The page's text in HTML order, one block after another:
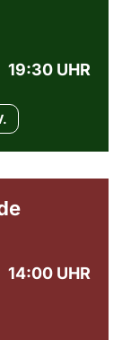
19:30 UHR
14:00 UHR